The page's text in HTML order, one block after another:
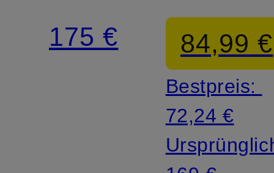
175 € 84,99 €
Bestpreis:
72,24 €